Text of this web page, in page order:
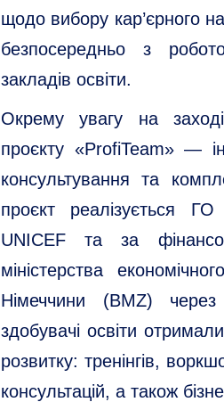
щодо вибору кар’єрного
безпосередньо з
закладів освіти.
Окрему увагу на
проєкту «ProfiTeam» —
консультування та
проєкт реалізується
UNICEF та за
міністерства
Німеччини (BMZ)
здобувачі освіти
розвитку: тренінгів,
консультацій, а також